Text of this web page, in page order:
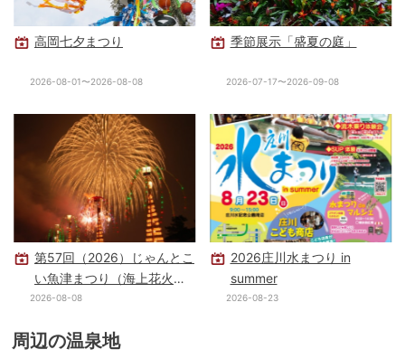
高岡七夕まつり
2026-08-01〜2026-08-08
季節展示「盛夏の庭」
2026-07-17〜2026-09-08
第57回（2026）じゃんとこ
い魚津まつり（海上花火大
会）
2026-08-08
2026庄川水まつり in
summer
2026-08-23
周辺の温泉地